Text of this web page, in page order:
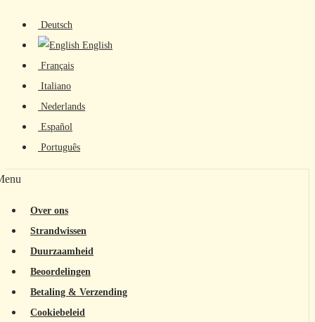
Deutsch
English
Français
Italiano
Nederlands
Español
Português
Over ons
Strandwissen
Duurzaamheid
Beoordelingen
Betaling & Verzending
Cookiebeleid